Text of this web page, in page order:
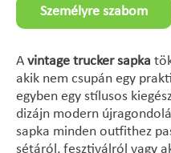
Személyre szabom
A vintage trucker sapka
akik nem csupán egy
egyben egy stílusos
dizájn modern
sapka minden outfithez
sétáról, fesztiválról vagy